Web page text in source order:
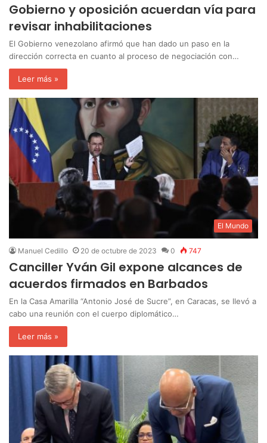
Gobierno y oposición acuerdan vía para
revisar inhabilitaciones
El Gobierno venezolano afirmó que han dado un paso en la
dirección correcta en cuanto al proceso de negociación con…
Leer más »
El Mundo
Manuel Cedillo 20 de octubre de 2023 0 747
Canciller Yván Gil expone alcances de
acuerdos firmados en Barbados
En la Casa Amarilla “Antonio José de Sucre”, en Caracas, se llevó a
cabo una reunión con el cuerpo diplomático…
Leer más »